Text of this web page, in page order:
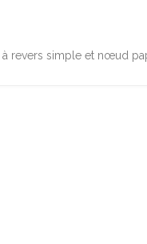
à revers simple et nœud